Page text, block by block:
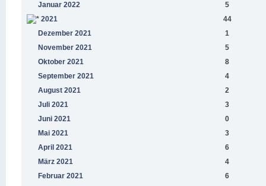
Januar 2022
5
2021
44
Dezember 2021
1
November 2021
5
Oktober 2021
8
September 2021
4
August 2021
2
Juli 2021
3
Juni 2021
0
Mai 2021
3
April 2021
6
März 2021
4
Februar 2021
6